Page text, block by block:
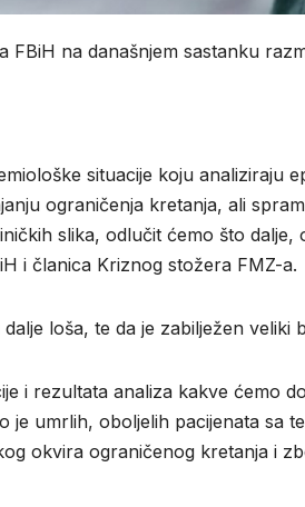
na današnjem sastanku
situacije koju analiziraju
ograničenja kretanja, ali
slika, odlučit ćemo što dalje,
i članica Kriznog stožera FMZ-a.
loša, te da je zabilježen veliki
i rezultata analiza kakve ćemo
je umrlih, oboljelih pacijenata sa
okvira ograničenog kretanja i